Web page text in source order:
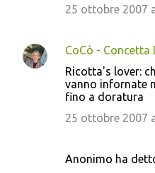
25 ottobre 2007
CoCò - Concetta
Ricotta's lover:
vanno infornate
fino a doratura
25 ottobre 2007
Anonimo ha